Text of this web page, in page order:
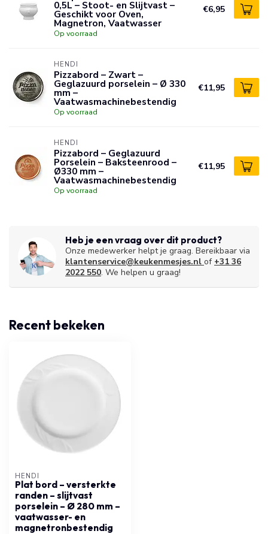
0,5L – Stoot- en Slijtvast –
Geschikt voor Oven,
Magnetron, Vaatwasser
Op voorraad
€6,95
HENDI
Pizzabord – Zwart –
Geglazuurd porselein – Ø 330
mm –
Vaatwasmachinebestendig
Op voorraad
€11,95
HENDI
Pizzabord – Geglazuurd
Porselein – Baksteenrood –
Ø330 mm –
Vaatwasmachinebestendig
Op voorraad
€11,95
Heb je een vraag over dit product?
Onze medewerker helpt je graag. Bereikbaar via
klantenservice@keukenmesjes.nl of +31 36
2022 550. We helpen u graag!
Recent bekeken
HENDI
Plat bord – versterkte
randen – slijtvast
porselein – Ø 280 mm –
vaatwasser- en
magnetronbestendig